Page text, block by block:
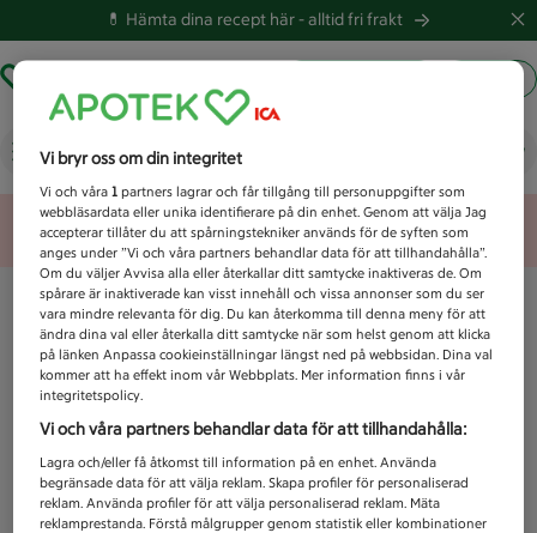
💊 Hämta dina recept här -alltid fri frakt
Vad letar du efter idag?
Unknown error
Vi bryr oss om din integritet
Vi och våra1 partners lagrar och får tillgång till personuppgifter som
webbläsardata eller unika identifierare på din enhet. Genom att välja Jag
accepterar tillåter du att spårningstekniker används för de syften som
anges under ”Vi och våra partners behandlar data för att tillhandahålla”.
Om du väljer Avvisa alla eller återkallar ditt samtycke inaktiveras de. Om
spårare är inaktiverade kan visst innehåll och vissa annonser som du ser
vara mindre relevanta för dig. Du kan återkomma till denna meny för att
ändra dina val eller återkalla ditt samtycke när som helst genom att klicka
på länken Anpassa cookieinställningar längst ned på webbsidan. Dina val
kommer att ha effekt inom vår Webbplats. Mer information finns i vår
integritetspolicy.
Vi och våra partners behandlar data för att tillhandahålla:
Lagra och/eller få åtkomst till information på en enhet. Använda
begränsade data för att välja reklam. Skapa profiler för personaliserad
reklam. Använda profiler för att välja personaliserad reklam. Mäta
reklamprestanda. Förstå målgrupper genom statistik eller kombinationer